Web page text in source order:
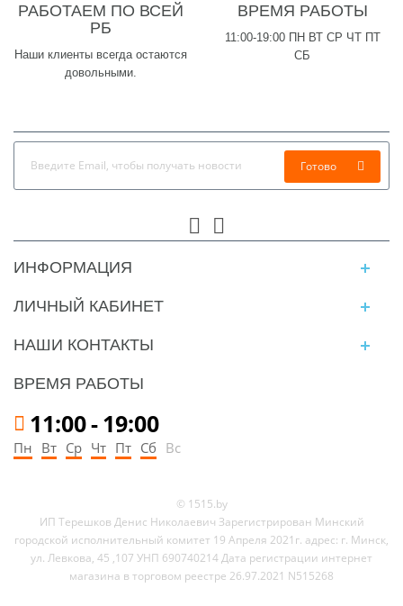
РАБОТАЕМ ПО ВСЕЙ
РБ
Наши клиенты всегда остаются
довольными.
ВРЕМЯ РАБОТЫ
11:00-19:00 ПН ВТ СР ЧТ ПТ
СБ
Готово
ИНФОРМАЦИЯ
ЛИЧНЫЙ КАБИНЕТ
НАШИ КОНТАКТЫ
ВРЕМЯ РАБОТЫ
11:00-19:00
Пн Вт Ср Чт Пт Сб Вс
© 1515.by
ИП Терешков Денис Николаевич Зарегистрирован Минский
городской исполнительный комитет 19 Апреля 2021г. адрес: г. Минск,
ул. Левкова, 45 ,107 УНП 690740214 Дата регистрации интернет
магазина в торговом реестре 26.97.2021 N515268